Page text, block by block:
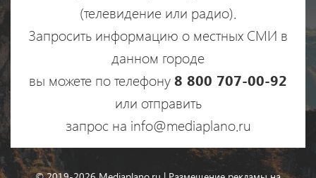
(телевидение или радио).
Запросить информацию о местных СМИ в
данном городе
вы можете по телефону8 800 707-00-92
или отправить
запрос на info@mediaplano.ru